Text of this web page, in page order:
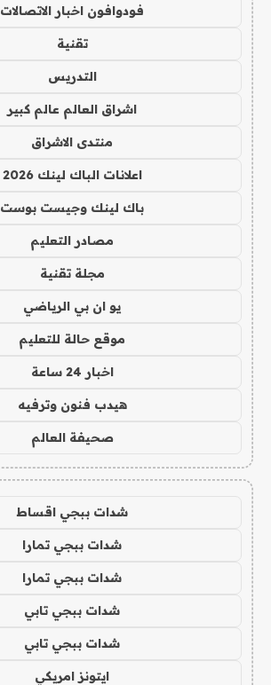
فودوافون اخبار الاتصالات
تقنية
التدريس
اشراق العالم عالم كبير
منتدى الاشراق
اعلانات الباك لينك 2026
باك لينك وجيست بوست
مصادر التعليم
مجلة تقنية
يو ان بي الرياضي
موقع حالة للتعليم
اخبار 24 ساعة
هيدب فنون وترفيه
صحيفة العالم
شدات ببجي اقساط
شدات ببجي تمارا
شدات ببجي تمارا
شدات ببجي تابي
شدات ببجي تابي
ايتونز امريكي